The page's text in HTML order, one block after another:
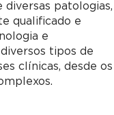
patologias,
qualificado e
e
tipos de
clínicas, desde os